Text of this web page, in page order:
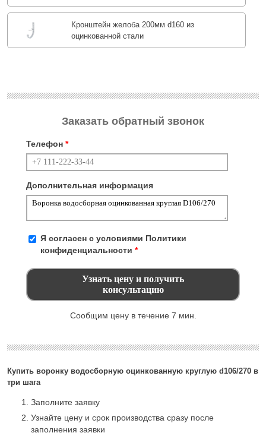
Кронштейн желоба 200мм d160 из
оцинкованной стали
Купить воронку водосборную оцинкованную круглую d106/270 в
три шага
Заполните заявку
Узнайте цену и срок производства сразу после
заполнения заявки
Заказать обратный звонок
Телефон *
Дополнительная информация
Я согласен с условиями Политики
конфиденциальности *
Сообщим цену в течение 7 мин.